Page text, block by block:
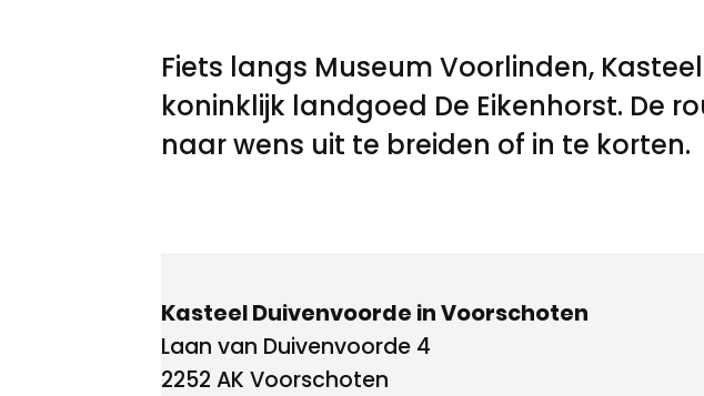
Fiets langs Museum Voorlinden,
koninklijk landgoed De Eikenhorst. De
naar wens uit te breiden of in te korten.
Kasteel Duivenvoorde in Voorschoten
Laan van Duivenvoorde 4
2252 AK Voorschoten